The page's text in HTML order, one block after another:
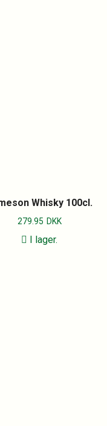
Whisky 100cl.
279.95 DKK
I lager.